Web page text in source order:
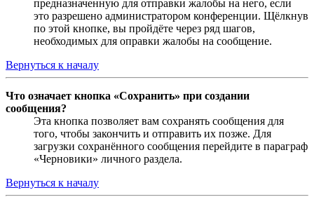
предназначенную для отправки жалобы на него, если
это разрешено администратором конференции. Щёлкнув
по этой кнопке, вы пройдёте через ряд шагов,
необходимых для оправки жалобы на сообщение.
Вернуться к началу
Что означает кнопка «Сохранить» при создании
сообщения?
Эта кнопка позволяет вам сохранять сообщения для
того, чтобы закончить и отправить их позже. Для
загрузки сохранённого сообщения перейдите в параграф
«Черновики» личного раздела.
Вернуться к началу